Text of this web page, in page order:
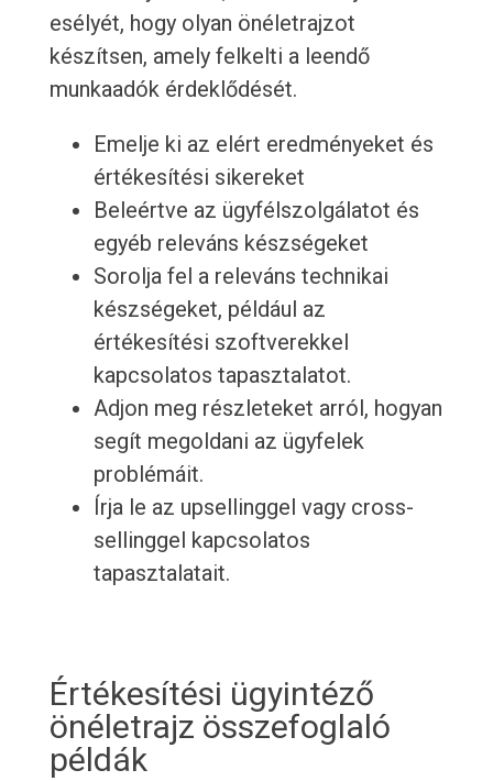
esélyét, hogy olyan önéletrajzot
készítsen, amely felkelti a leendő
munkaadók érdeklődését.
Emelje ki az elért eredményeket és
értékesítési sikereket
Beleértve az ügyfélszolgálatot és
egyéb releváns készségeket
Sorolja fel a releváns technikai
készségeket, például az
értékesítési szoftverekkel
kapcsolatos tapasztalatot.
Adjon meg részleteket arról, hogyan
segít megoldani az ügyfelek
problémáit.
Írja le az upsellinggel vagy cross-
sellinggel kapcsolatos
tapasztalatait.
Értékesítési ügyintéző
önéletrajz összefoglaló
példák